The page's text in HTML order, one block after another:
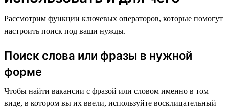
Рассмотрим функции ключевых операторов, которые помогут
настроить поиск под ваши нужды.
Поиск слова или фразы в нужной
форме
Чтобы найти вакансии с фразой или словом именно в том
виде, в котором вы их ввели, используйте восклицательный